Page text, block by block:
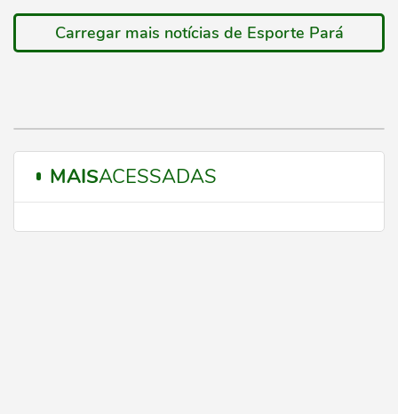
Carregar mais notícias de Esporte Pará
MAISACESSADAS